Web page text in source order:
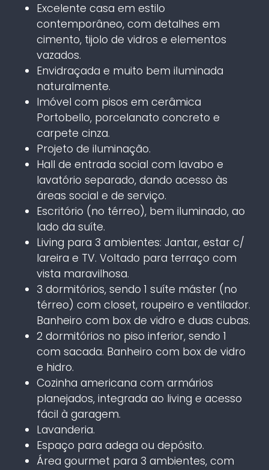
Excelente casa em estilo
contemporâneo, com detalhes em
cimento, tijolo de vidros e elementos
vazados.
Envidraçada e muito bem iluminada
naturalmente.
Imóvel com pisos em cerâmica
Portobello, porcelanato concreto e
carpete cinza.
Projeto de iluminação.
Hall de entrada social com lavabo e
lavatório separado, dando acesso às
áreas social e de serviço.
Escritório (no térreo), bem iluminado, ao
lado da suíte.
Living para 3 ambientes: Jantar, estar c/
lareira e TV. Voltado para terraço com
vista maravilhosa.
3 dormitórios, sendo 1 suíte máster (no
térreo) com closet, roupeiro e ventilador.
Banheiro com box de vidro e duas cubas.
2 dormitórios no piso inferior, sendo 1
com sacada. Banheiro com box de vidro
e hidro.
Cozinha americana com armários
planejados, integrada ao living e acesso
fácil à garagem.
Lavanderia.
Espaço para adega ou depósito.
Área gourmet para 3 ambientes, com